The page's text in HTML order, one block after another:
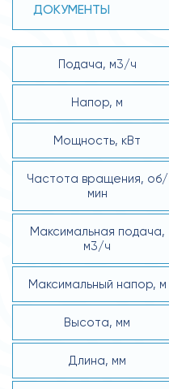
ДОКУМЕНТЫ
Подача, м3/ч
Напор, м
Мощность, кВт
Частота вращения, об/
мин
Максимальная подача,
м3/ч
Максимальный напор, м
Высота, мм
Длина, мм